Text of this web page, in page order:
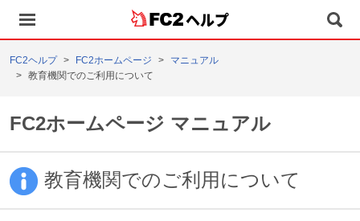
ヘルプ
FC2ヘルプ FC2ホームページ
マニュアル
教育機関でのご利用について
FC2ホームページ マニュアル
教育機関でのご利用について